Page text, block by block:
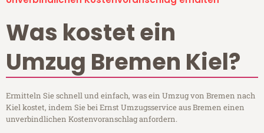
Was kostet ein
Umzug Bremen Kiel?
Ermitteln Sie schnell und einfach, was ein Umzug von Bremen nach
Kiel kostet, indem Sie bei Ernst Umzugsservice aus Bremen einen
unverbindlichen Kostenvoranschlag anfordern.